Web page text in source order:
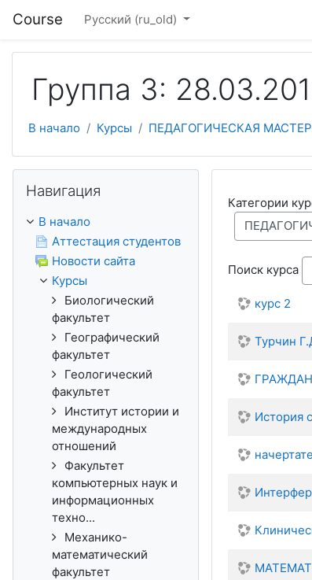
Course Русский ‎(ru_old)‎
Группа 3:
В начало Курсы ПЕДАГОГИЧЕСКАЯ
Категории
Поиск курса
курс 2
Турчин
История
Навигация
В начало
Аттестация студентов
Новости сайта
Курсы
Биологический
факультет
Географический
факультет
Геологический
факультет
Институт истории и
международных
отношений
Факультет
компьютерных наук и
информационных
техно...
Механико-
математический
факультет